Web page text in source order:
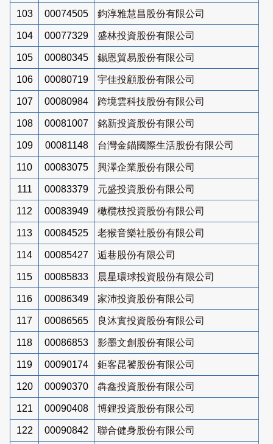
103 00074505 鈞淳雅慧昌股份有限公司
104 00077329 盛林投資股份有限公司
105 00080345 錫恩貿易股份有限公司
106 00080719 宇佳投顧股份有限公司
107 00080984 跨境雲科技股份有限公司
108 00081007 銘新投資股份有限公司
109 00081148 台灣金錨國際生活股份有限公司
110 00083075 興澤企業股份有限公司
111 00083379 元盛投資股份有限公司
112 00083949 橄欖枝投資股份有限公司
113 00084525 老猴音樂社股份有限公司
114 00085427 逅巷股份有限公司
115 00085833 晨星環球投資股份有限公司
116 00086349 家沛投資股份有限公司
117 00086565 良沐實投資股份有限公司
118 00086853 影墨文創股份有限公司
119 00090174 鉅客昆饕股份有限公司
120 00090370 犇鑫投資股份有限公司
121 00090408 博鋰投資股份有限公司
122 00090842 聯合健身股份有限公司